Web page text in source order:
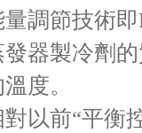
調節技術即
器製冷劑的
度。
以前“平衡控